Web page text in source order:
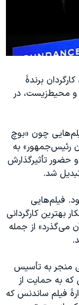
برندهٔ
و محیط‌زیست، در
چون «بوچ
رئیس‌جمهور» به
حضور تأثیرگذارش
شد.
بود. فیلم‌هایی
بهترین کارگردانی
می‌گذرد» از جمله
منجر به تأسیس
که به حمایت از
فیلم ساندنس که